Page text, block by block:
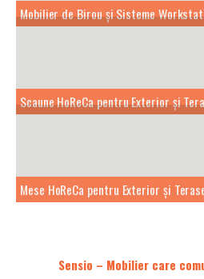
Mobilier de Birou și Sisteme
Scaune HoReCa pentru Exterior și
Mese HoReCa pentru Exterior și
Sensio – Mobilier care